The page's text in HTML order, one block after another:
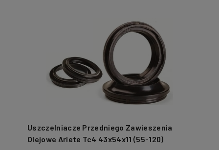
Uszczelniacze Przedniego Zawieszenia
Olejowe Ariete Tc4 43x54x11 (55-120)